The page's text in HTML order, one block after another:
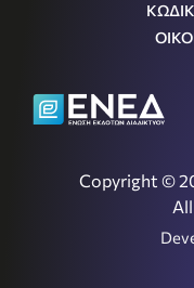
Copyright ©